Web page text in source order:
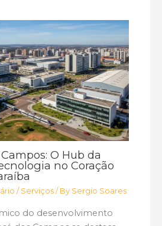
O Hub da
no Coração
/ Serviços / By Sergio Soares
do desenvolvimento